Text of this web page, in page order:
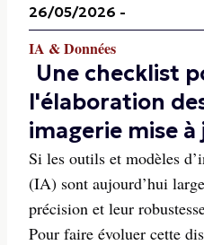
26/05/2026 -
IA & Données
Une checklist
l'élaboration
imagerie mise à
Si les outils et modèles
(IA) sont aujourd’hui
précision et leur
Pour faire évoluer cette